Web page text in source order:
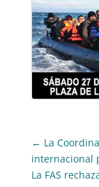
← La
internacional
La FAS